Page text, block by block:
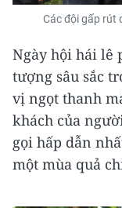
Các đội gấp rút
Ngày hội hái lê
tượng sâu sắc
vị ngọt thanh
khách của
gọi hấp dẫn
một mùa quả